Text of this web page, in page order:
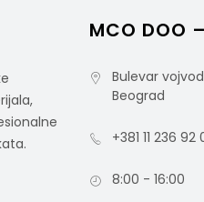
MCO DOO
Bulevar
Beograd
+381 11 236 92
8:00 - 16:00